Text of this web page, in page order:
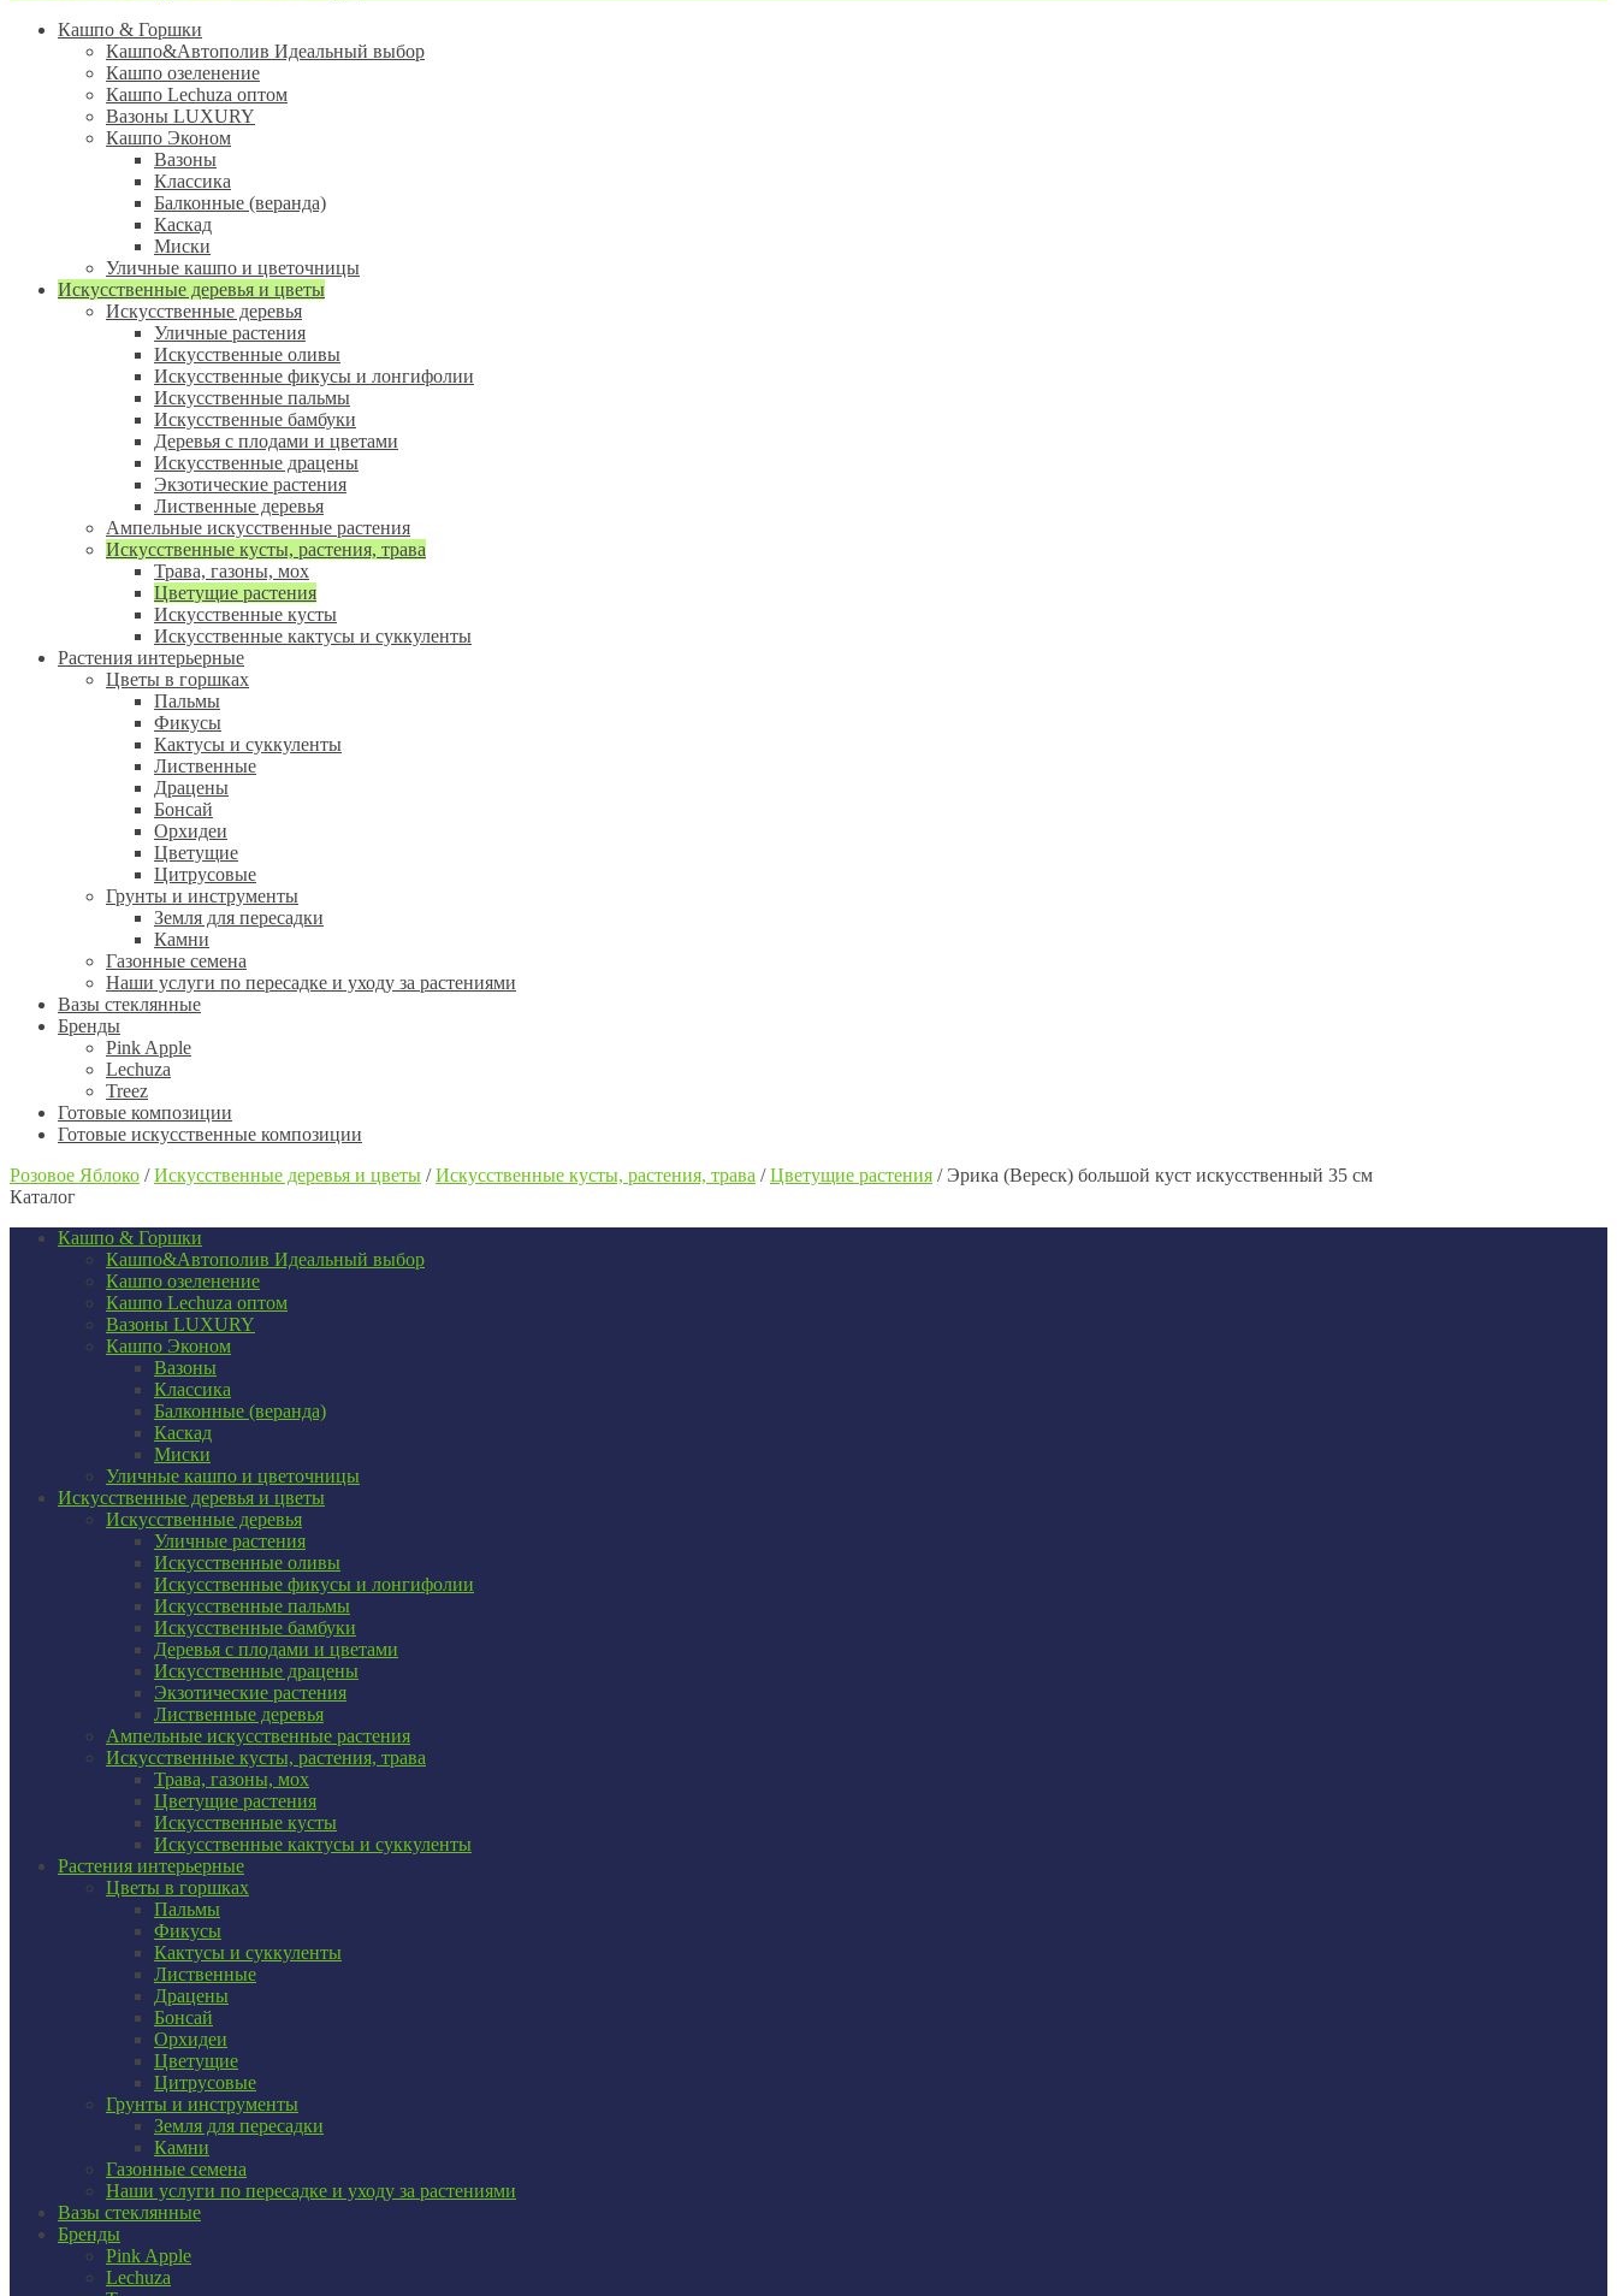
Кашпо & Горшки
Кашпо&Автополив Идеальный выбор
Кашпо озеленение
Кашпо Lechuza оптом
Вазоны LUXURY
Кашпо Эконом
Вазоны
Классика
Балконные (веранда)
Каскад
Миски
Уличные кашпо и цветочницы
Искусственные деревья и цветы
Искусственные деревья
Уличные растения
Искусственные оливы
Искусственные фикусы и лонгифолии
Искусственные пальмы
Искусственные бамбуки
Деревья с плодами и цветами
Искусственные драцены
Экзотические растения
Лиственные деревья
Ампельные искусственные растения
Искусственные кусты, растения, трава
Трава, газоны, мох
Цветущие растения
Искусственные кусты
Искусственные кактусы и суккуленты
Растения интерьерные
Цветы в горшках
Пальмы
Фикусы
Кактусы и суккуленты
Лиственные
Драцены
Бонсай
Орхидеи
Цветущие
Цитрусовые
Грунты и инструменты
Земля для пересадки
Камни
Газонные семена
Наши услуги по пересадке и уходу за растениями
Вазы стеклянные
Бренды
Pink Apple
Lechuza
Treez
Готовые композиции
Готовые искусственные композиции
Розовое Яблоко /Искусственные деревья и цветы /Искусственные кусты, растения, трава /Цветущие растения / Эрика (Вереск) большой куст искусственный 35 см
Каталог
Кашпо & Горшки
Кашпо&Автополив Идеальный выбор
Кашпо озеленение
Кашпо Lechuza оптом
Вазоны LUXURY
Кашпо Эконом
Вазоны
Классика
Балконные (веранда)
Каскад
Миски
Уличные кашпо и цветочницы
Искусственные деревья и цветы
Искусственные деревья
Уличные растения
Искусственные оливы
Искусственные фикусы и лонгифолии
Искусственные пальмы
Искусственные бамбуки
Деревья с плодами и цветами
Искусственные драцены
Экзотические растения
Лиственные деревья
Ампельные искусственные растения
Искусственные кусты, растения, трава
Трава, газоны, мох
Цветущие растения
Искусственные кусты
Искусственные кактусы и суккуленты
Растения интерьерные
Цветы в горшках
Пальмы
Фикусы
Кактусы и суккуленты
Лиственные
Драцены
Бонсай
Орхидеи
Цветущие
Цитрусовые
Грунты и инструменты
Земля для пересадки
Камни
Газонные семена
Наши услуги по пересадке и уходу за растениями
Вазы стеклянные
Бренды
Pink Apple
Lechuza